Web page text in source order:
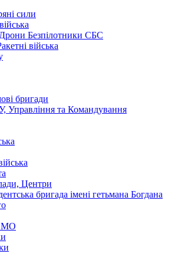
сили
Безпілотники СБС
війська
бригади
та Командування
Центри
бригада імені гетьмана Богдана
МО